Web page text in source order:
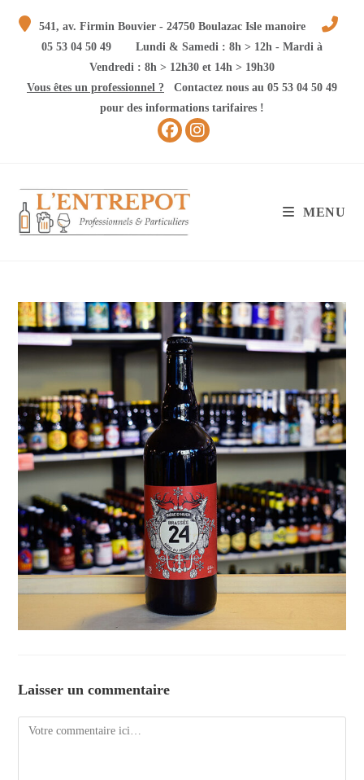
541, av. Firmin Bouvier - 24750 Boulazac Isle manoire
05 53 04 50 49
Lundi & Samedi : 8h > 12h - Mardi à
Vendredi : 8h > 12h30 et 14h > 19h30
Vous êtes un professionnel ? Contactez nous au 05 53 04 50 49
pour des informations tarifaires !
MENU
Laisser un commentaire
Comment